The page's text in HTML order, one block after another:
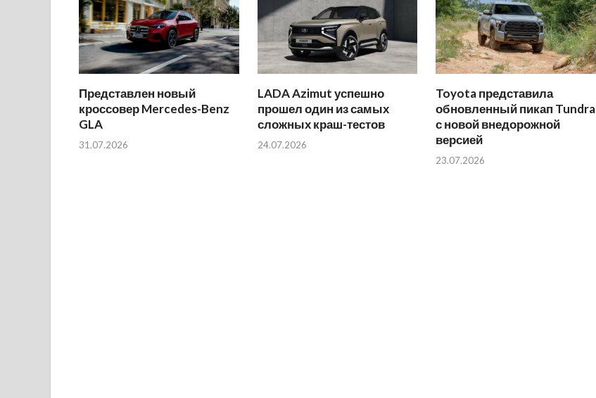
Представлен новый
кроссовер Mercedes-Benz
GLA
31.07.2026
LADA Azimut успешно
прошел один из самых
сложных краш-тестов
24.07.2026
Toyota представила
обновленный пикап Tundra
с новой внедорожной
версией
23.07.2026